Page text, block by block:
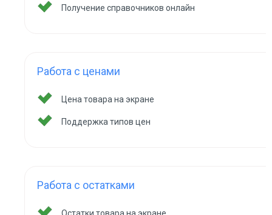
Получение справочников онлайн
Работа с ценами
Цена товара на экране
Поддержка типов цен
Работа с остатками